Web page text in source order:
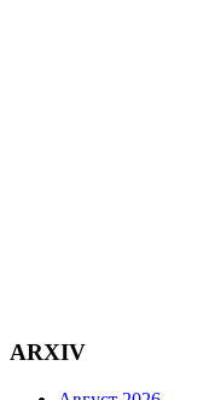
ARXIV